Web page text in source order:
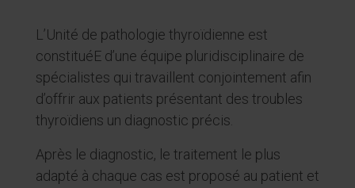
L’Unité de pathologie thyroïdienne est
constituéE d’une équipe pluridisciplinaire de
spécialistes qui travaillent conjointement afin
d’offrir aux patients présentant des troubles
thyroïdiens un diagnostic précis.
Après le diagnostic, le traitement le plus
adapté à chaque cas est proposé au patient et